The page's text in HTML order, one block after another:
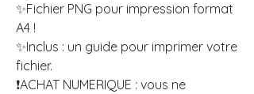
✨Fichier PNG pour impression format
A4 !
✨Inclus : un guide pour imprimer votre
fichier.
❗ACHAT NUMERIQUE : vous ne